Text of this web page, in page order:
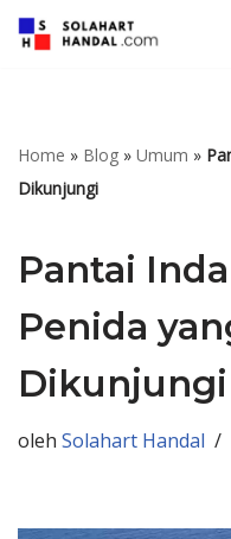
Home » Blog » Umum »
Dikunjungi
Pantai
Penida
Dikunjungi
oleh Solahart Handal